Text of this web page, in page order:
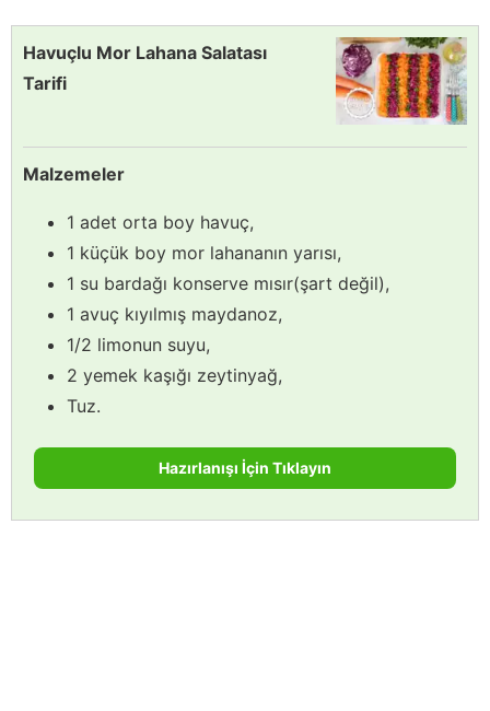
Havuçlu Mor Lahana Salatası
Tarifi
Malzemeler
1 adet orta boy havuç,
1 küçük boy mor lahananın yarısı,
1 su bardağı konserve mısır(şart değil),
1 avuç kıyılmış maydanoz,
1/2 limonun suyu,
2 yemek kaşığı zeytinyağ,
Tuz.
Hazırlanışı İçin Tıklayın